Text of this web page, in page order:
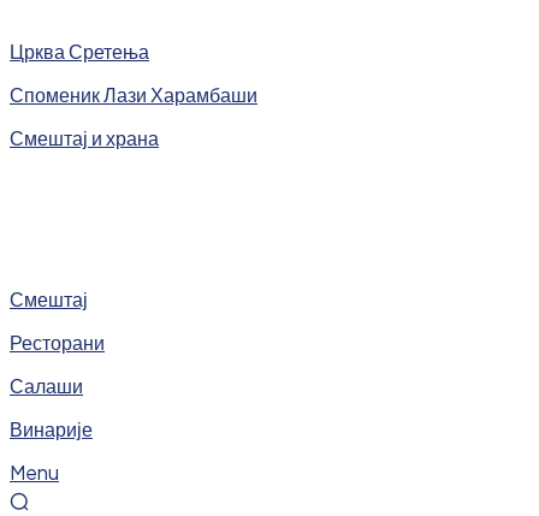
Црква Сретења
Споменик Лази Харамбаши
Смештај и храна
Смештај
Ресторани
Салаши
Винарије
Menu